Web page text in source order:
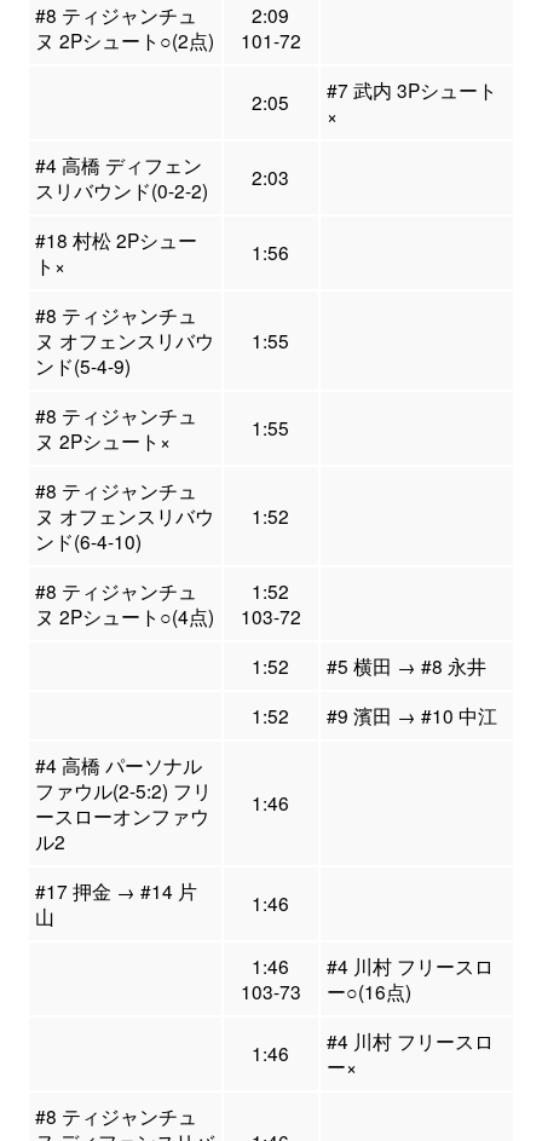
#8 ティジャンチュ
ヌ 2Pシュート○(2点)
2:09
101-72
2:05
#7 武内 3Pシュート
×
#4 高橋 ディフェン
スリバウンド(0-2-2)
2:03
#18 村松 2Pシュー
ト×
1:56
#8 ティジャンチュ
ヌ オフェンスリバウ
ンド(5-4-9)
1:55
#8 ティジャンチュ
ヌ 2Pシュート×
1:55
#8 ティジャンチュ
ヌ オフェンスリバウ
ンド(6-4-10)
1:52
#8 ティジャンチュ
ヌ 2Pシュート○(4点)
1:52
103-72
1:52
#5 横田 → #8 永井
1:52
#9 濱田 → #10 中江
#4 高橋 パーソナル
ファウル(2-5:2) フリ
ースローオンファウ
ル2
1:46
#17 押金 → #14 片
山
1:46
1:46
103-73
#4 川村 フリースロ
ー○(16点)
1:46
#4 川村 フリースロ
ー×
#8 ティジャンチュ